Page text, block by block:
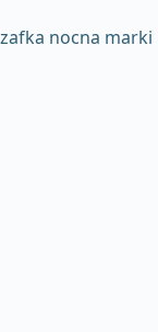
nocna marki